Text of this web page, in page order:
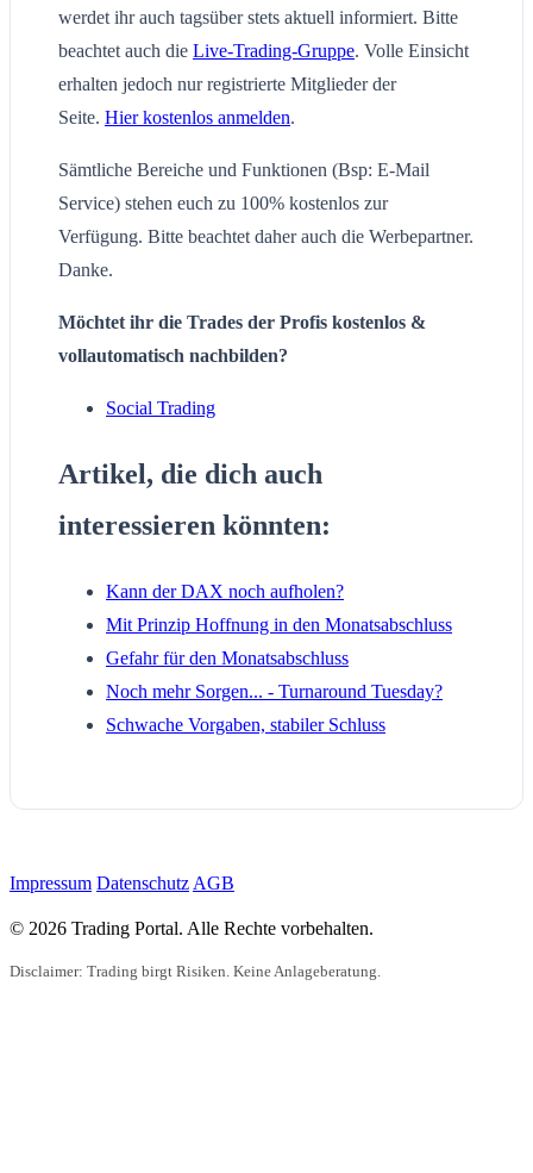
werdet ihr auch tagsüber stets aktuell informiert. Bitte
beachtet auch die Live-Trading-Gruppe. Volle Einsicht
erhalten jedoch nur registrierte Mitglieder der
Seite. Hier kostenlos anmelden.
Sämtliche Bereiche und Funktionen (Bsp: E-Mail
Service) stehen euch zu 100% kostenlos zur
Verfügung. Bitte beachtet daher auch die Werbepartner.
Danke.
Möchtet ihr die Trades der Profis kostenlos &
vollautomatisch nachbilden?
Social Trading
Artikel, die dich auch
interessieren könnten:
Kann der DAX noch aufholen?
Mit Prinzip Hoffnung in den Monatsabschluss
Gefahr für den Monatsabschluss
Noch mehr Sorgen... - Turnaround Tuesday?
Schwache Vorgaben, stabiler Schluss
Impressum Datenschutz AGB
© 2026 Trading Portal. Alle Rechte vorbehalten.
Disclaimer: Trading birgt Risiken. Keine Anlageberatung.